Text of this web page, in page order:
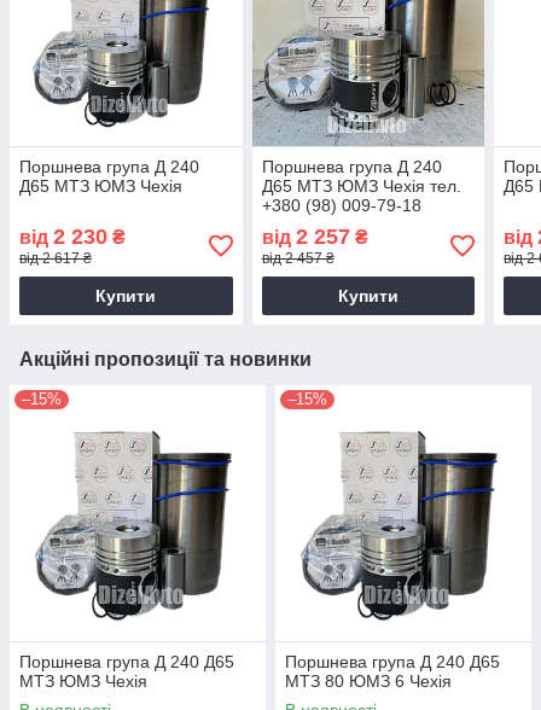
Поршнева група Д 240
Д65 МТЗ ЮМЗ Чехія
від 2 230 ₴
від 2 617 ₴
Купити
Поршнева група Д 240
Д65 МТЗ ЮМЗ Чехія тел.
+380 (98) 009-79-18
від 2 257₴
від 2 457 ₴
Купити
Д65
від
від
Акційні пропозиції та новинки
–15%
Поршнева група Д 240 Д65
МТЗ ЮМЗ Чехія
–15%
Поршнева група Д 240 Д65
МТЗ 80 ЮМЗ 6 Чехія